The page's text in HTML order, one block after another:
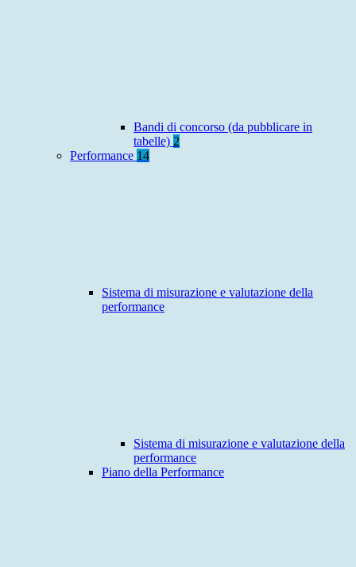
Bandi di concorso (da pubblicare in
tabelle) 2
Performance 14
Sistema di misurazione e valutazione della
performance
Sistema di misurazione e valutazione della
performance
Piano della Performance